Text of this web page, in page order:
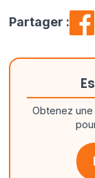
Partager :
Obtenez